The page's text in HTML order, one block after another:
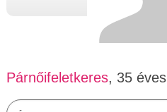
Párnőifeletkeres, 35 éves